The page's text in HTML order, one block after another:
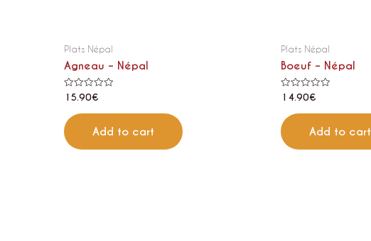
Plats Népal
Agneau – Népal
Rated
out
of
5
15.90€
Add to cart
Plats Népal
Boeuf – Népal
Rated
out
of
5
14.90€
Add to cart